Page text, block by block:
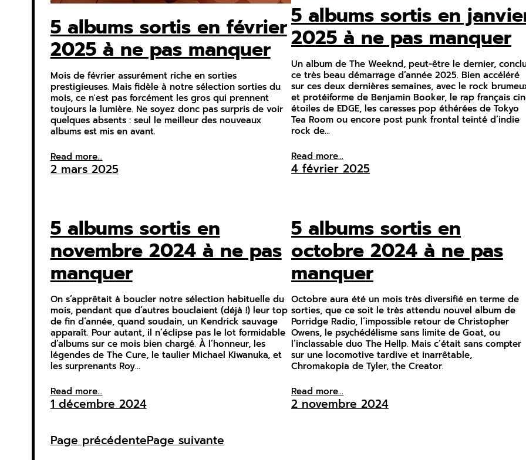
5 albums sortis en février
2025 à ne pas manquer
Mois de février assurément riche en sorties
prestigieuses. Mais fidèle à notre sélection sorties du
mois, ce n'est pas forcément les gros qui prennent
toujours la lumière. Ne soyez donc pas surpris de voir
quelques absents : seul le meilleur des nouveaux
albums est mis en avant.
Read more...
2 mars 2025
5 albums sortis en
2025 à ne pas manquer
Un album de The Weeknd, peut-être le dernier,
ce très beau démarrage d’année 2025. Bien accéléré
sur ces deux dernières semaines, avec le rock
et protéiforme de Benjamin Booker, le rap français
étoiles de EDGE, les caresses pop éthérées de Tokyo
Tea Room ou encore post punk frontal teinté d’indie
rock de…
Read more...
4 février 2025
5 albums sortis en
novembre 2024 à ne pas
manquer
On s’apprêtait à boucler notre sélection habituelle du
mois, pendant que d’autres bouclaient (déjà !) leur top
de fin d’année, quand soudain, un Kendrick sauvage
apparaît. Pour autant, il n’éclipse pas le lot formidable
d’albums sur ce mois bien chargé. À l’honneur, les
légendes de The Cure, le taulier Michael Kiwanuka, et
les surprenants Roy…
Read more...
1 décembre 2024
5 albums sortis en
octobre 2024 à ne pas
manquer
Octobre aura été un mois très diversifié en terme de
sorties, que ce soit le très attendu nouvel album de
Porridge Radio, l’impossible retour de Christopher
Owens, le psychédélisme sans limite de Goat, ou
l’inclassable duo The Hellp. Mais c’était sans compter
sur une locomotive tardive et inarrêtable,
Chromakopia de Tyler, the Creator.
Read more...
2 novembre 2024
Page précédentePage suivante